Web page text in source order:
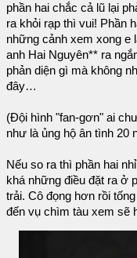
phần hai chắc cả lũ lại
ra khỏi rạp thì vui! Phần
những cảnh xem xong e
anh Hai Nguyên** ra
phản diện gì mà không
đây…
(Đội hình "fan-gơn" ai
như là ủng hộ ân tình 20
Nếu so ra thì phần hai
khá những điều đặt ra ở
trải. Cô đọng hơn rồi
đến vụ chìm tàu xem sẽ